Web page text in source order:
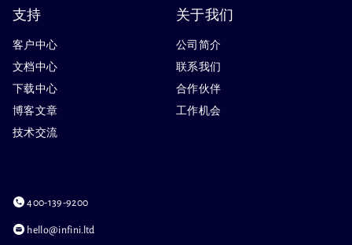
支持
客户中心
文档中心
下载中心
博客文章
技术交流
关于我们
公司简介
联系我们
合作伙伴
工作机会
400-139-9200
hello@infini.ltd